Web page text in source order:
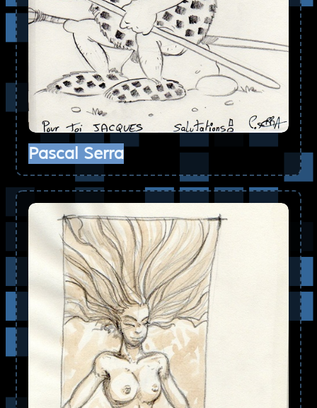
Pascal Serra